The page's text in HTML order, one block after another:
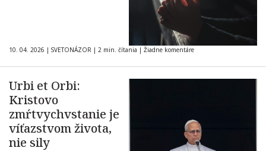
10. 04. 2026 | SVETONÁZOR | 2 min. čítania | Žiadne komentáre
Urbi et Orbi:
Kristovo
zmŕtvychvstanie je
víťazstvom života,
nie sily